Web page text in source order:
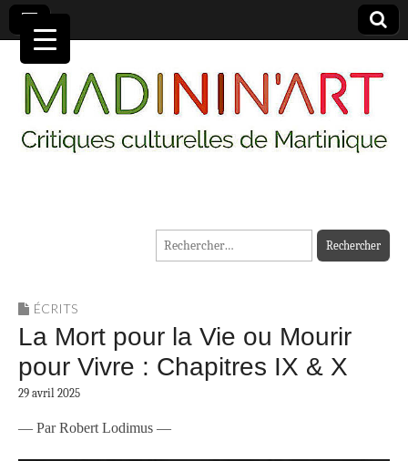
MADININ'ART
Rechercher :
ÉCRITS
La Mort pour la Vie ou Mourir
pour Vivre : Chapitres IX & X
29 avril 2025
— Par Robert Lodimus —